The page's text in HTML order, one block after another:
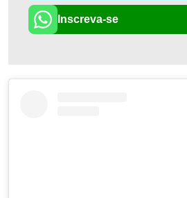
Inscreva-se